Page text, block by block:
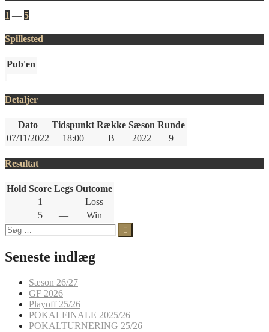
1 — 5
Spillested
Pub'en
Detaljer
Dato Tidspunkt Række Sæson Runde
07/11/2022
18:00 B 2022 9
Resultat
Hold Score Legs Outcome
1
—
Loss
5
—
Win
Søg
efter:
Seneste indlæg
Sæson 26/27
GF 2026
Playoff 25/26
POKALFINALE 2025/26
POKALTURNERING 25/26